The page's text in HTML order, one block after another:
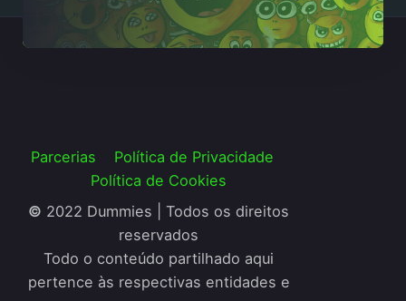
Parcerias
Política de Privacidade
Política de Cookies
© 2022 Dummies | Todos os direitos
reservados
Todo o conteúdo partilhado aqui
pertence às respectivas entidades e